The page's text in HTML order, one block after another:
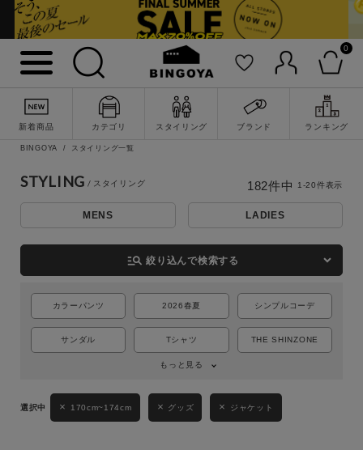
0
新着商品 カテゴリ スタイリング ブランド ランキング
詳細検索
BINGOYA スタイリング一覧
STYLING
MENS LADIES
manage_search 絞り込んで検索する
カラーパンツ 2026春夏 シンプルコーデ
サンダル Tシャツ THE SHINZONE
もっと見る
170cm~174cm グッズ ジャケット
182件中 1-20件表示